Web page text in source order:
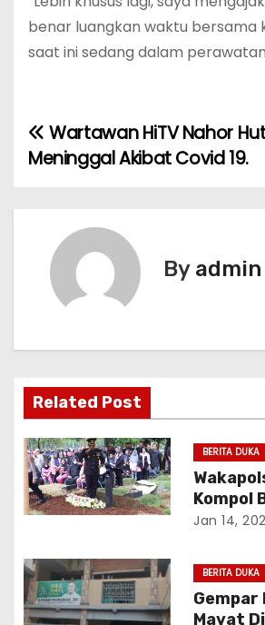
benar luangkan waktu bersama
saat ini sedang dalam
N
v
i
p
o
s
Wartawan HiTV Nahor
Meninggal Akibat Covid 19.
By admin
Related Post
BERITA DUKA
Kompol
Jan 14,
BERITA DUKA
Gempar
Mayat